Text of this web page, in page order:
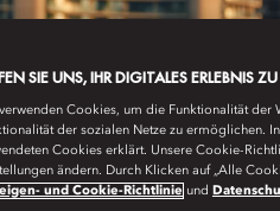
SIE UNS, IHR DIGITALES ERLEBNIS
Cookies, um die Funktionalität der
der sozialen Netze zu ermöglichen.
Cookies erklärt. Unsere Cookie-
ändern. Durch Klicken auf „Alle
und Cookie-Richtlinie und